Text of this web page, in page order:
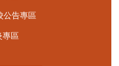
公告專區
專區